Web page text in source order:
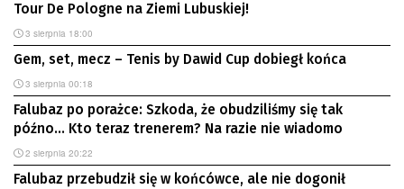
Tour De Pologne na Ziemi Lubuskiej!
3 sierpnia 18:00
Gem, set, mecz – Tenis by Dawid Cup dobiegł końca
3 sierpnia 00:18
Falubaz po porażce: Szkoda, że obudziliśmy się tak
późno… Kto teraz trenerem? Na razie nie wiadomo
2 sierpnia 20:22
Falubaz przebudził się w końcówce, ale nie dogonił